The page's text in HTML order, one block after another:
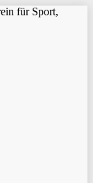
für Sport,